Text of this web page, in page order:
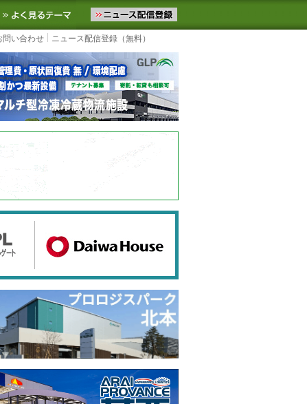
ースをお届けします。物流ニュースメール配信を登録す
お気に入りに追加 よく見るテーマ
問い合わせ ニュース配信登録（無料）